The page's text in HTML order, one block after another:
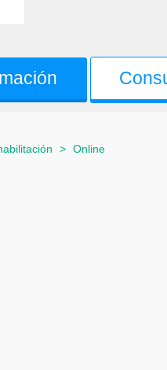
> Online